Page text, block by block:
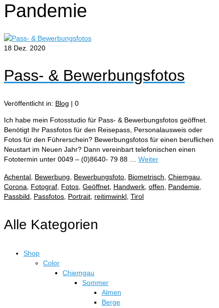
Pandemie
18 Dez. 2020
Pass- & Bewerbungsfotos
Veröffentlicht in: Blog | 0
Ich habe mein Fotosstudio für Pass- & Bewerbungsfotos geöffnet.
Benötigt Ihr Passfotos für den Reisepass, Personalausweis oder
Fotos für den Führerschein? Bewerbungsfotos für einen beruflichen
Neustart im Neuen Jahr? Dann vereinbart telefonischen einen
Fototermin unter 0049 – (0)8640- 79 88 … Weiter
Achental Bewerbung Bewerbungsfoto Biometrisch Chiemgau
Corona
Fotograf Fotos Geöffnet Handwerk offen Pandemie
Passbild
Passfotos Portrait reitimwinkl Tirol
Alle Kategorien
Shop
Color
Chiemgau
Sommer
Almen
Berge